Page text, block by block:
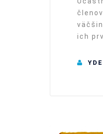
ich
YDE